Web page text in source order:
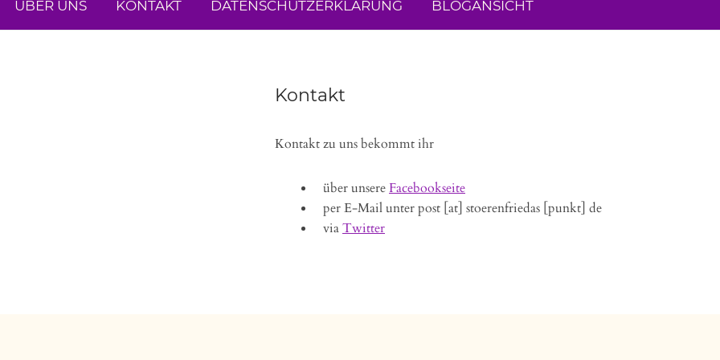
ÜBER UNS KONTAKT DATENSCHUTZERKLÄRUNG BLOGANSICHT
Kontakt
Kontakt zu uns bekommt ihr
über unsere Facebookseite
per E-Mail unter post [at] stoerenfriedas [punkt] de
viaTwitter